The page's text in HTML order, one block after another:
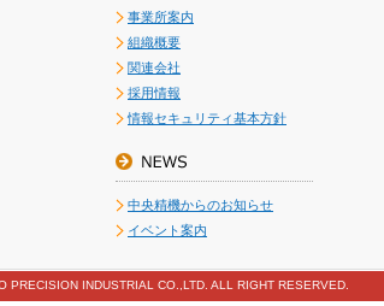
事業所案内
組織概要
関連会社
採用情報
情報セキュリティ基本方針
中央精機からのお知らせ
イベント案内
PRECISION INDUSTRIAL CO.,LTD. ALL RIGHT RESERVED.